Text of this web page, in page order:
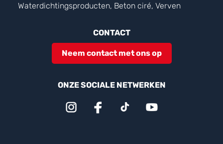
Waterdichtingsproducten, Beton ciré, Verven
CONTACT
Neem contact met ons op
ONZE SOCIALE NETWERKEN